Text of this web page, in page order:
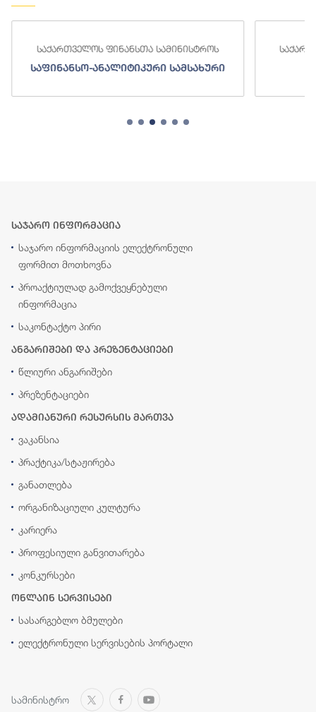
საქართველოს ფინანსთა სამინისტროს
საფინანსო-ანალიტიკური სამსახური
საჯარო ინფორმაცია
საჯარო ინფორმაციის ელექტრონული
ფორმით მოთხოვნა
პროაქტიულად გამოქვეყნებული
ინფორმაცია
საკონტაქტო პირი
ანგარიშები და პრეზენტაციები
წლიური ანგარიშები
პრეზენტაციები
ადამიანური რესურსის მართვა
ვაკანსია
პრაქტიკა/სტაჟირება
განათლება
ორგანიზაციული კულტურა
კარიერა
პროფესიული განვითარება
კონკურსები
ონლაინ სერვისები
სასარგებლო ბმულები
ელექტრონული სერვისების პორტალი
სამინისტრო